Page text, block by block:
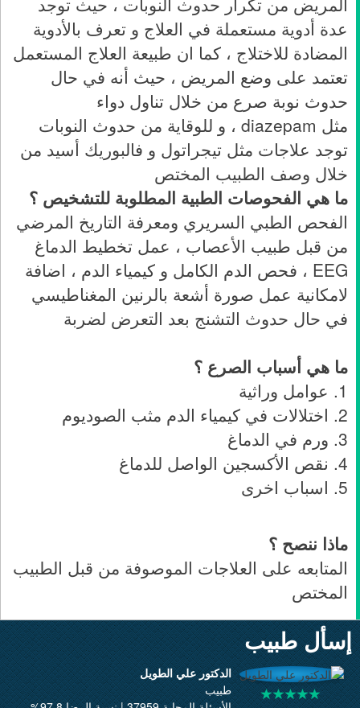
عدة أدوية مستعملة في العلاج و تعرف بالأدوية
المضادة للاختلاج ، كما ان طبيعة العلاج المستعمل
تعتمد على وضع المريض ، حيث أنه في حال
حدوث نوبة صرع من خلال تناول دواء
مثل diazepam ، و للوقاية من حدوث النوبات
توجد علاجات مثل تيجراتول و فالبوريك أسيد من
خلال وصف الطبيب المختص
ما هي الفحوصات الطبية المطلوبة للتشخيص ؟
الفحص الطبي السريري ومعرفة التاريخ المرضي
من قبل طبيب الأعصاب ، عمل تخطيط الدماغ
EEG ، فحص الدم الكامل و كيمياء الدم ، اضافة
لامكانية عمل صورة أشعة بالرنين المغناطيسي
في حال حدوث التشنج بعد التعرض لضربة
ما هي أسباب الصرع ؟
1. عوامل وراثية
2. اختلالات في كيمياء الدم مثب الصوديوم
3. ورم في الدماغ
4. نقص الأكسجين الواصل للدماغ
5. اسباب اخرى
ماذا ننصح ؟
المتابعه على العلاجات الموصوفة من قبل الطبيب
المختص
إسأل طبيب
الدكتور علي الطويل
طبيب